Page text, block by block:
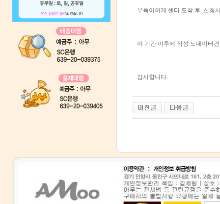
부득이하게 센터 도착 후, 신청
이 기간 이후에 작성 노데이터
감사합니다.